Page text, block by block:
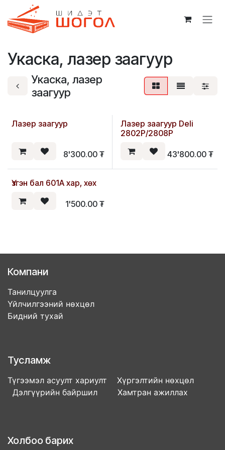
Skip to Content
Укаска, лазер заагуур
Укаска, лазер
заагуур
Шинэ
Лазер заагуур
8'300.00₮
Лазер заагуур Deli
2802P/2808P
43'800.00₮
Шинэ
Үзгэн бал 601A хар, хөх
1'500.00₮
Компани
Танилцуулга
Үйлчилгээний нөхцөл
Бидний тухай
Тусламж
Түгээмэл асуулт хариулт Хүргэлтийн нөхцөл
Дэлгүүрийн байршил Хамтран ажиллах
Холбоо барих